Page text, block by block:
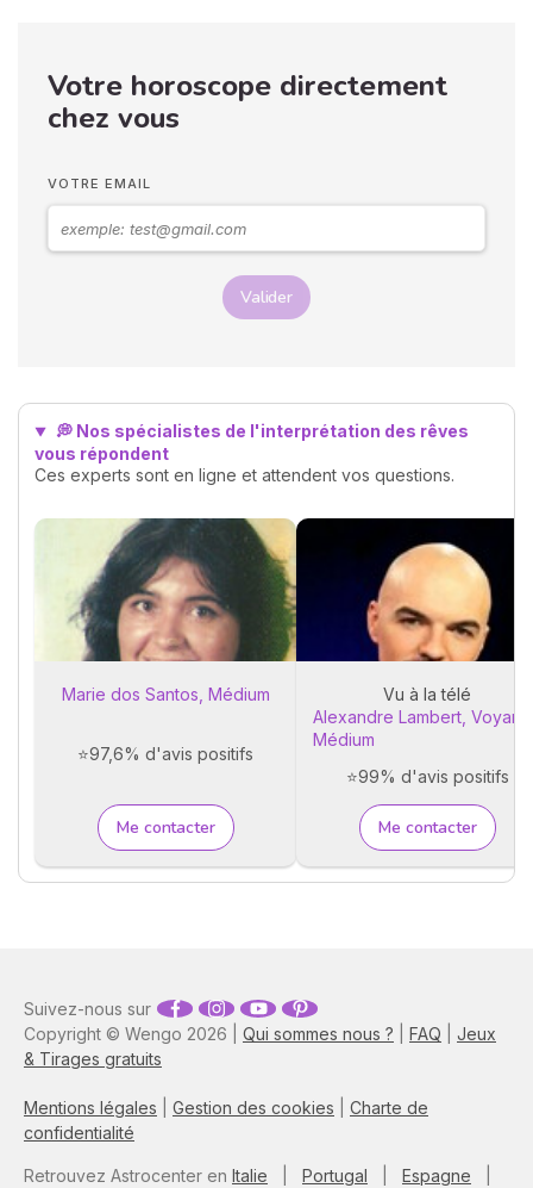
des périodes difficiles, et
elles peuvent nous
ensemble les messages
possibles derrière ces
rêves.
Votre horoscope directement
chez vous
VOTRE EMAIL
Valider
💭 Nos spécialistes de l'interprétation des rêves
vous répondent
Ces experts sont en ligne et attendent vos questions.
Marie dos Santos, Médium
⭐97,6% d'avis positifs
Me contacter
Vu à la télé
Alexandre Lambert, Voyant
Médium
⭐99% d'avis positifs
Me contacter
Copyright © Wengo 2026 | Qui sommes nous ? FAQ
Jeux
& Tirages gratuits
Mentions légales Gestion des cookies
Charte de
confidentialité
Suivez-nous sur
Retrouvez Astrocenter en Italie Portugal Espagne